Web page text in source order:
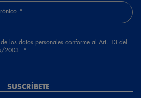
los datos personales conforme al Art. 13 del
2003
SUSCRÍBETE